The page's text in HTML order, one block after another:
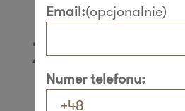
Znajdź
Email:(opcjonalnie)
Numer telefonu: